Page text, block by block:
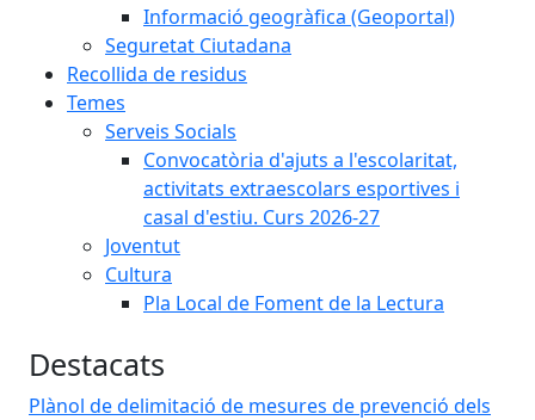
Informació geogràfica (Geoportal)
Seguretat Ciutadana
Recollida de residus
Temes
Serveis Socials
Convocatòria d'ajuts a l'escolaritat,
activitats extraescolars esportives i
casal d'estiu. Curs 2026-27
Joventut
Cultura
Pla Local de Foment de la Lectura
Destacats
Plànol de delimitació de mesures de prevenció dels